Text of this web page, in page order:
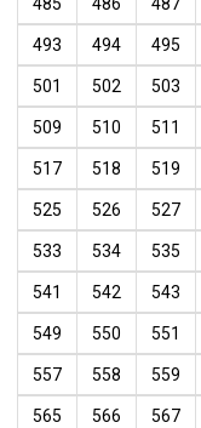
485 486 487
493 494 495
501 502 503
509 510 511
517 518 519
525 526 527
533 534 535
541 542 543
549 550 551
557 558 559
565 566 567